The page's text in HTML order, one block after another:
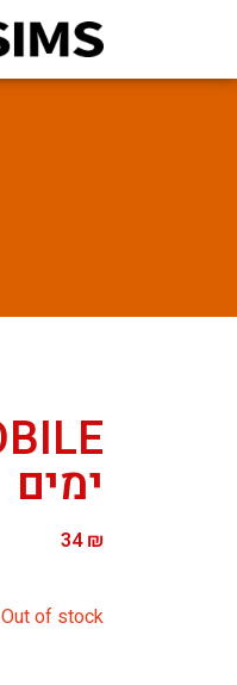
ימים
34₪
Out of stock